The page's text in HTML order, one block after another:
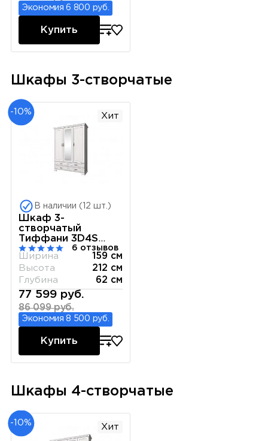
Экономия 6 800 руб.
Купить
Шкафы 3-створчатые
-10% Хит
В наличии (12 шт.)
Шкаф 3-
створчатый
Тиффани 3D4S
вудлайн кремовый
6 отзывов
Ширина
159 см
Высота
212 см
Глубина
62 см
77 599 руб.
86 099 руб.
Экономия 8 500 руб.
Купить
Шкафы 4-створчатые
-10% Хит